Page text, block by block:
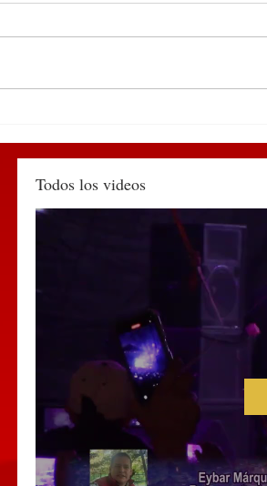
PUEBLA RECIBIRÁ EL
TIANGUIS TURÍSTICO
MÉXICO 2027
Todos los videos